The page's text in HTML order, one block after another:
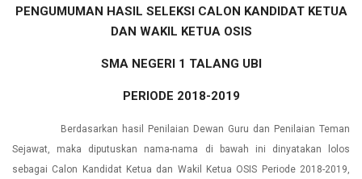
PENGUMUMAN HASIL SELEKSI CALON KANDIDAT KETUA
DAN WAKIL KETUA OSIS
SMA NEGERI 1 TALANG UBI
PERIODE 2018-2019
Berdasarkan hasil Penilaian Dewan Guru dan Penilaian Teman
Sejawat, maka diputuskan nama-nama di bawah ini dinyatakan lolos
sebagai Calon Kandidat Ketua dan Wakil Ketua OSIS Periode 2018-2019,